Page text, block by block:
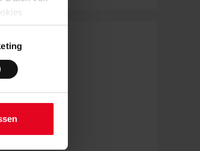
Ihrer
a DSGVO
erteilten